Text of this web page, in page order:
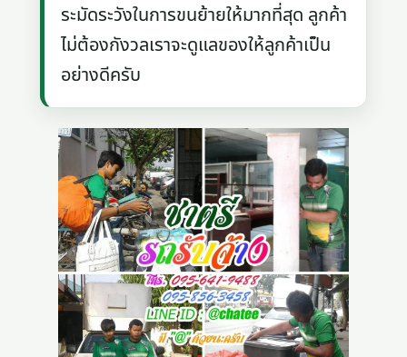
ระมัดระวังในการขนย้ายให้มากที่สุด ลูกค้า
ไม่ต้องกังวลเราจะดูแลของให้ลูกค้าเป็น
อย่างดีครับ